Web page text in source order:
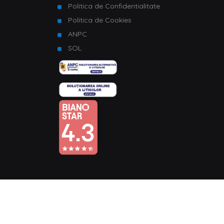
Politica de Confidentialitate
Politica de Cookies
ANPC
SOL